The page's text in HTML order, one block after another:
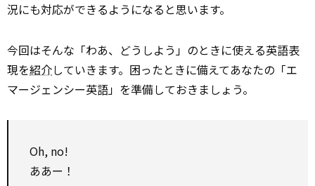
況にも対応ができるようになると思います。
今回はそんな「わあ、どうしよう」のときに使える英語表
現を紹介していきます。困ったときに備えてあなたの「エ
マージェンシー英語」を準備しておきましょう。
Oh, no!
ああー！